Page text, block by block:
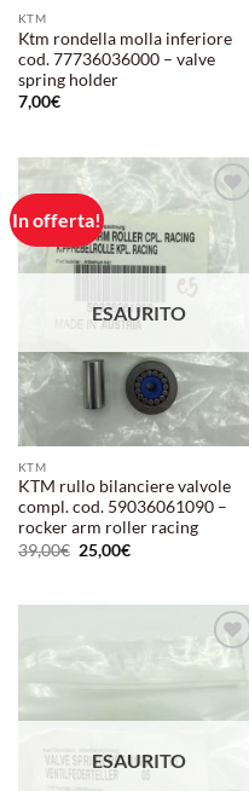
KTM
Ktm rondella molla inferiore
cod. 77736036000 – valve
spring holder
7,00€
In offerta!
Aggiungi
alla lista
dei
desideri
ESAURITO
KTM
KTM rullo bilanciere valvole
compl. cod. 59036061090 –
rocker arm roller racing
39,00€ Il
prezzo
25,00€Il
Aggiungi
alla lista
ESAURITO